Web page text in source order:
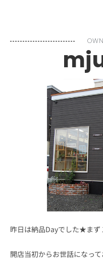
昨日は納品Dayでした★まず
開店当初からお世話になっ